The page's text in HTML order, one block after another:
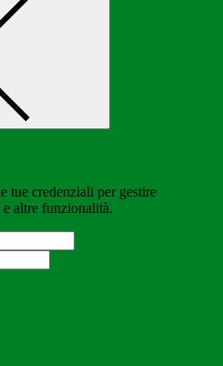
tue credenziali per gestire
altre funzionalità.